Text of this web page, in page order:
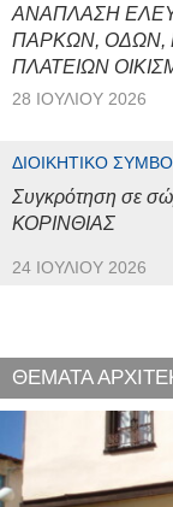
ΑΝΑΠΛΑΣΗ
ΠΑΡΚΩΝ, ΟΔΩΝ,
ΠΛΑΤΕΙΩΝ
28 ΙΟΥΛΊΟΥ 2026
ΔΙΟΙΚΗΤΙΚΌ
Συγκρότηση σε
ΚΟΡΙΝΘΙΑΣ
24 ΙΟΥΛΊΟΥ 2026
ΘΕΜΑΤΑ